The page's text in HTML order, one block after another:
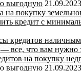
выгодную 21.09.2023
на покупку
кредит с
кредитов
все, что вам нужно
на покупку
выгодную 21.09.2023